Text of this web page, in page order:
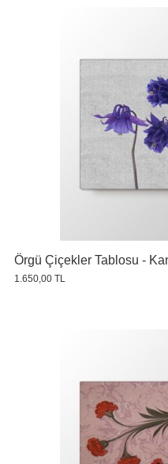
Örgü Çiçekler Tablosu -
1.650,00 TL